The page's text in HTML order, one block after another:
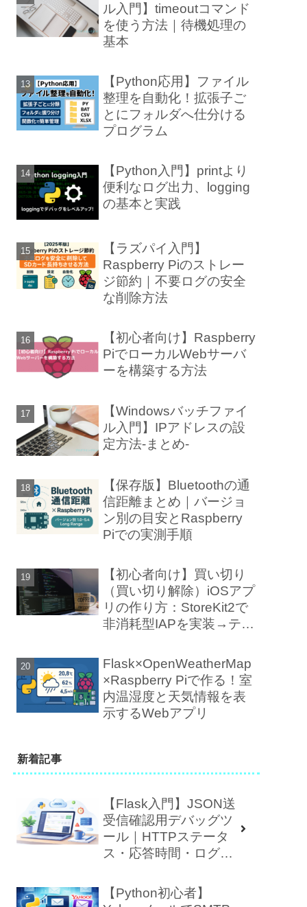
ル入門】timeoutコマンド
を使う方法｜待機処理の
基本
【Python応用】ファイル
整理を自動化！拡張子ご
とにフォルダへ仕分ける
プログラム
【Python入門】printより
便利なログ出力、logging
の基本と実践
【ラズパイ入門】
Raspberry Piのストレー
ジ節約｜不要ログの安全
な削除方法
【初心者向け】Raspberry
PiでローカルWebサーバ
ーを構築する方法
【Windowsバッチファイ
ル入門】IPアドレスの設
定方法-まとめ-
【保存版】Bluetoothの通
信距離まとめ｜バージョ
ン別の目安とRaspberry
Piでの実測手順
【初心者向け】買い切り
（買い切り解除）iOSアプ
リの作り方：StoreKit2で
非消耗型IAPを実装→テス
Flask×OpenWeatherMap
×Raspberry Piで作る！室
内温湿度と天気情報を表
示するWebアプリ
新着記事
【Flask入門】JSON送
受信確認用デバッグツ
ール｜HTTPステータ
ス・応答時間・ログ表
【Python初心者】